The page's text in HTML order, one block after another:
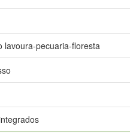
lavoura-pecuaria-floresta